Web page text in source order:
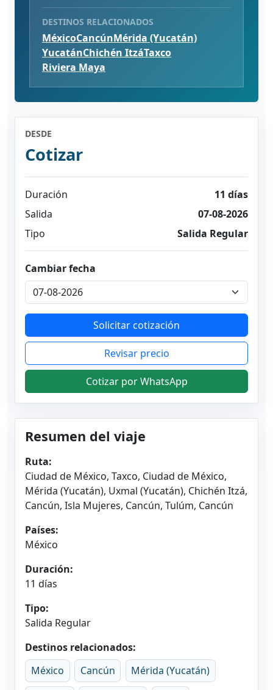
DESTINOS RELACIONADOS
MéxicoCancúnMérida (Yucatán)
YucatánChichén ItzáTaxco
Riviera Maya
Resumen del viaje
Ruta:
Ciudad de México, Taxco, Ciudad de México,
Mérida (Yucatán), Uxmal (Yucatán), Chichén Itzá,
Cancún, Isla Mujeres, Cancún, Tulúm, Cancún
Países:
México
Duración:
11 días
Tipo:
Salida Regular
Destinos relacionados:
México
Cancún Mérida (Yucatán)
DESDE
Cotizar
Duración
11 días
Salida
07-08-2026
Tipo
Salida Regular
Cambiar fecha
Solicitar cotización
Revisar precio
Cotizar por WhatsApp